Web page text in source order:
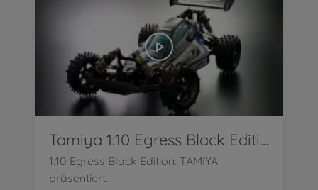
Tamiya 1:10 Egress Black Edition
1:10 Egress Black Edition: TAMIYA
präsentiert...